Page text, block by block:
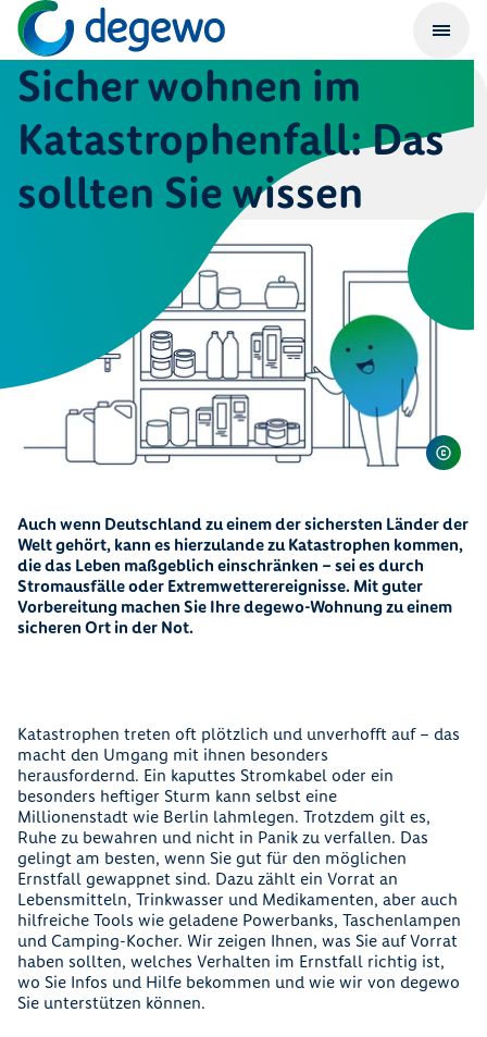
Sicher wohnen im
Katastrophenfall: Das
sollten Sie wissen
Auch wenn Deutschland zu einem der sichersten Länder der
Welt gehört, kann es hierzulande zu Katastrophen kommen,
die das Leben maßgeblich einschränken – sei es durch
Stromausfälle oder Extremwetterereignisse. Mit guter
Vorbereitung machen Sie Ihre degewo-Wohnung zu einem
sicheren Ort in der Not.
Katastrophen treten oft plötzlich und unverhofft auf – das
macht den Umgang mit ihnen besonders
herausfordernd. Ein kaputtes Stromkabel oder ein
besonders heftiger Sturm kann selbst eine
Millionenstadt wie Berlin lahmlegen. Trotzdem gilt es,
Ruhe zu bewahren und nicht in Panik zu verfallen. Das
gelingt am besten, wenn Sie gut für den möglichen
Ernstfall gewappnet sind. Dazu zählt ein Vorrat an
Lebensmitteln, Trinkwasser und Medikamenten, aber auch
hilfreiche Tools wie geladene Powerbanks, Taschenlampen
und Camping-Kocher. Wir zeigen Ihnen, was Sie auf Vorrat
haben sollten, welches Verhalten im Ernstfall richtig ist,
wo Sie Infos und Hilfe bekommen und wie wir von degewo
Sie unterstützen können.